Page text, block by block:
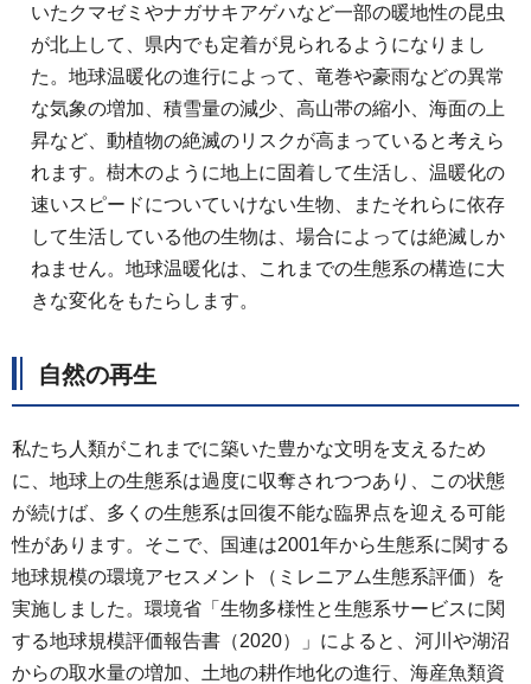
いたクマゼミやナガサキアゲハなど一部の暖地性の昆虫
が北上して、県内でも定着が見られるようになりまし
た。地球温暖化の進行によって、竜巻や豪雨などの異常
な気象の増加、積雪量の減少、高山帯の縮小、海面の上
昇など、動植物の絶滅のリスクが高まっていると考えら
れます。樹木のように地上に固着して生活し、温暖化の
速いスピードについていけない生物、またそれらに依存
して生活している他の生物は、場合によっては絶滅しか
ねません。地球温暖化は、これまでの生態系の構造に大
きな変化をもたらします。
自然の再生
私たち人類がこれまでに築いた豊かな文明を支えるため
に、地球上の生態系は過度に収奪されつつあり、この状態
が続けば、多くの生態系は回復不能な臨界点を迎える可能
性があります。そこで、国連は2001年から生態系に関する
地球規模の環境アセスメント（ミレニアム生態系評価）を
実施しました。環境省「生物多様性と生態系サービスに関
する地球規模評価報告書（2020）」によると、河川や湖沼
からの取水量の増加、土地の耕作地化の進行、海産魚類資